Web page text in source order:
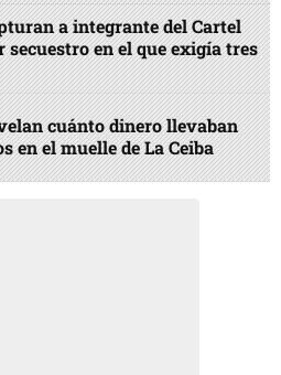
a integrante del Cartel
secuestro en el que exigía tres
cuánto dinero llevaban
en el muelle de La Ceiba